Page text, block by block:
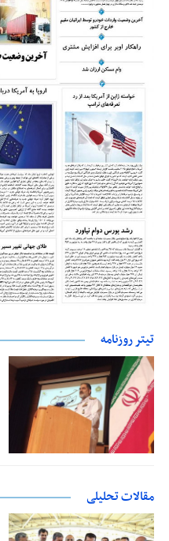
تیتر روزنامه
مقالات تحلیلی